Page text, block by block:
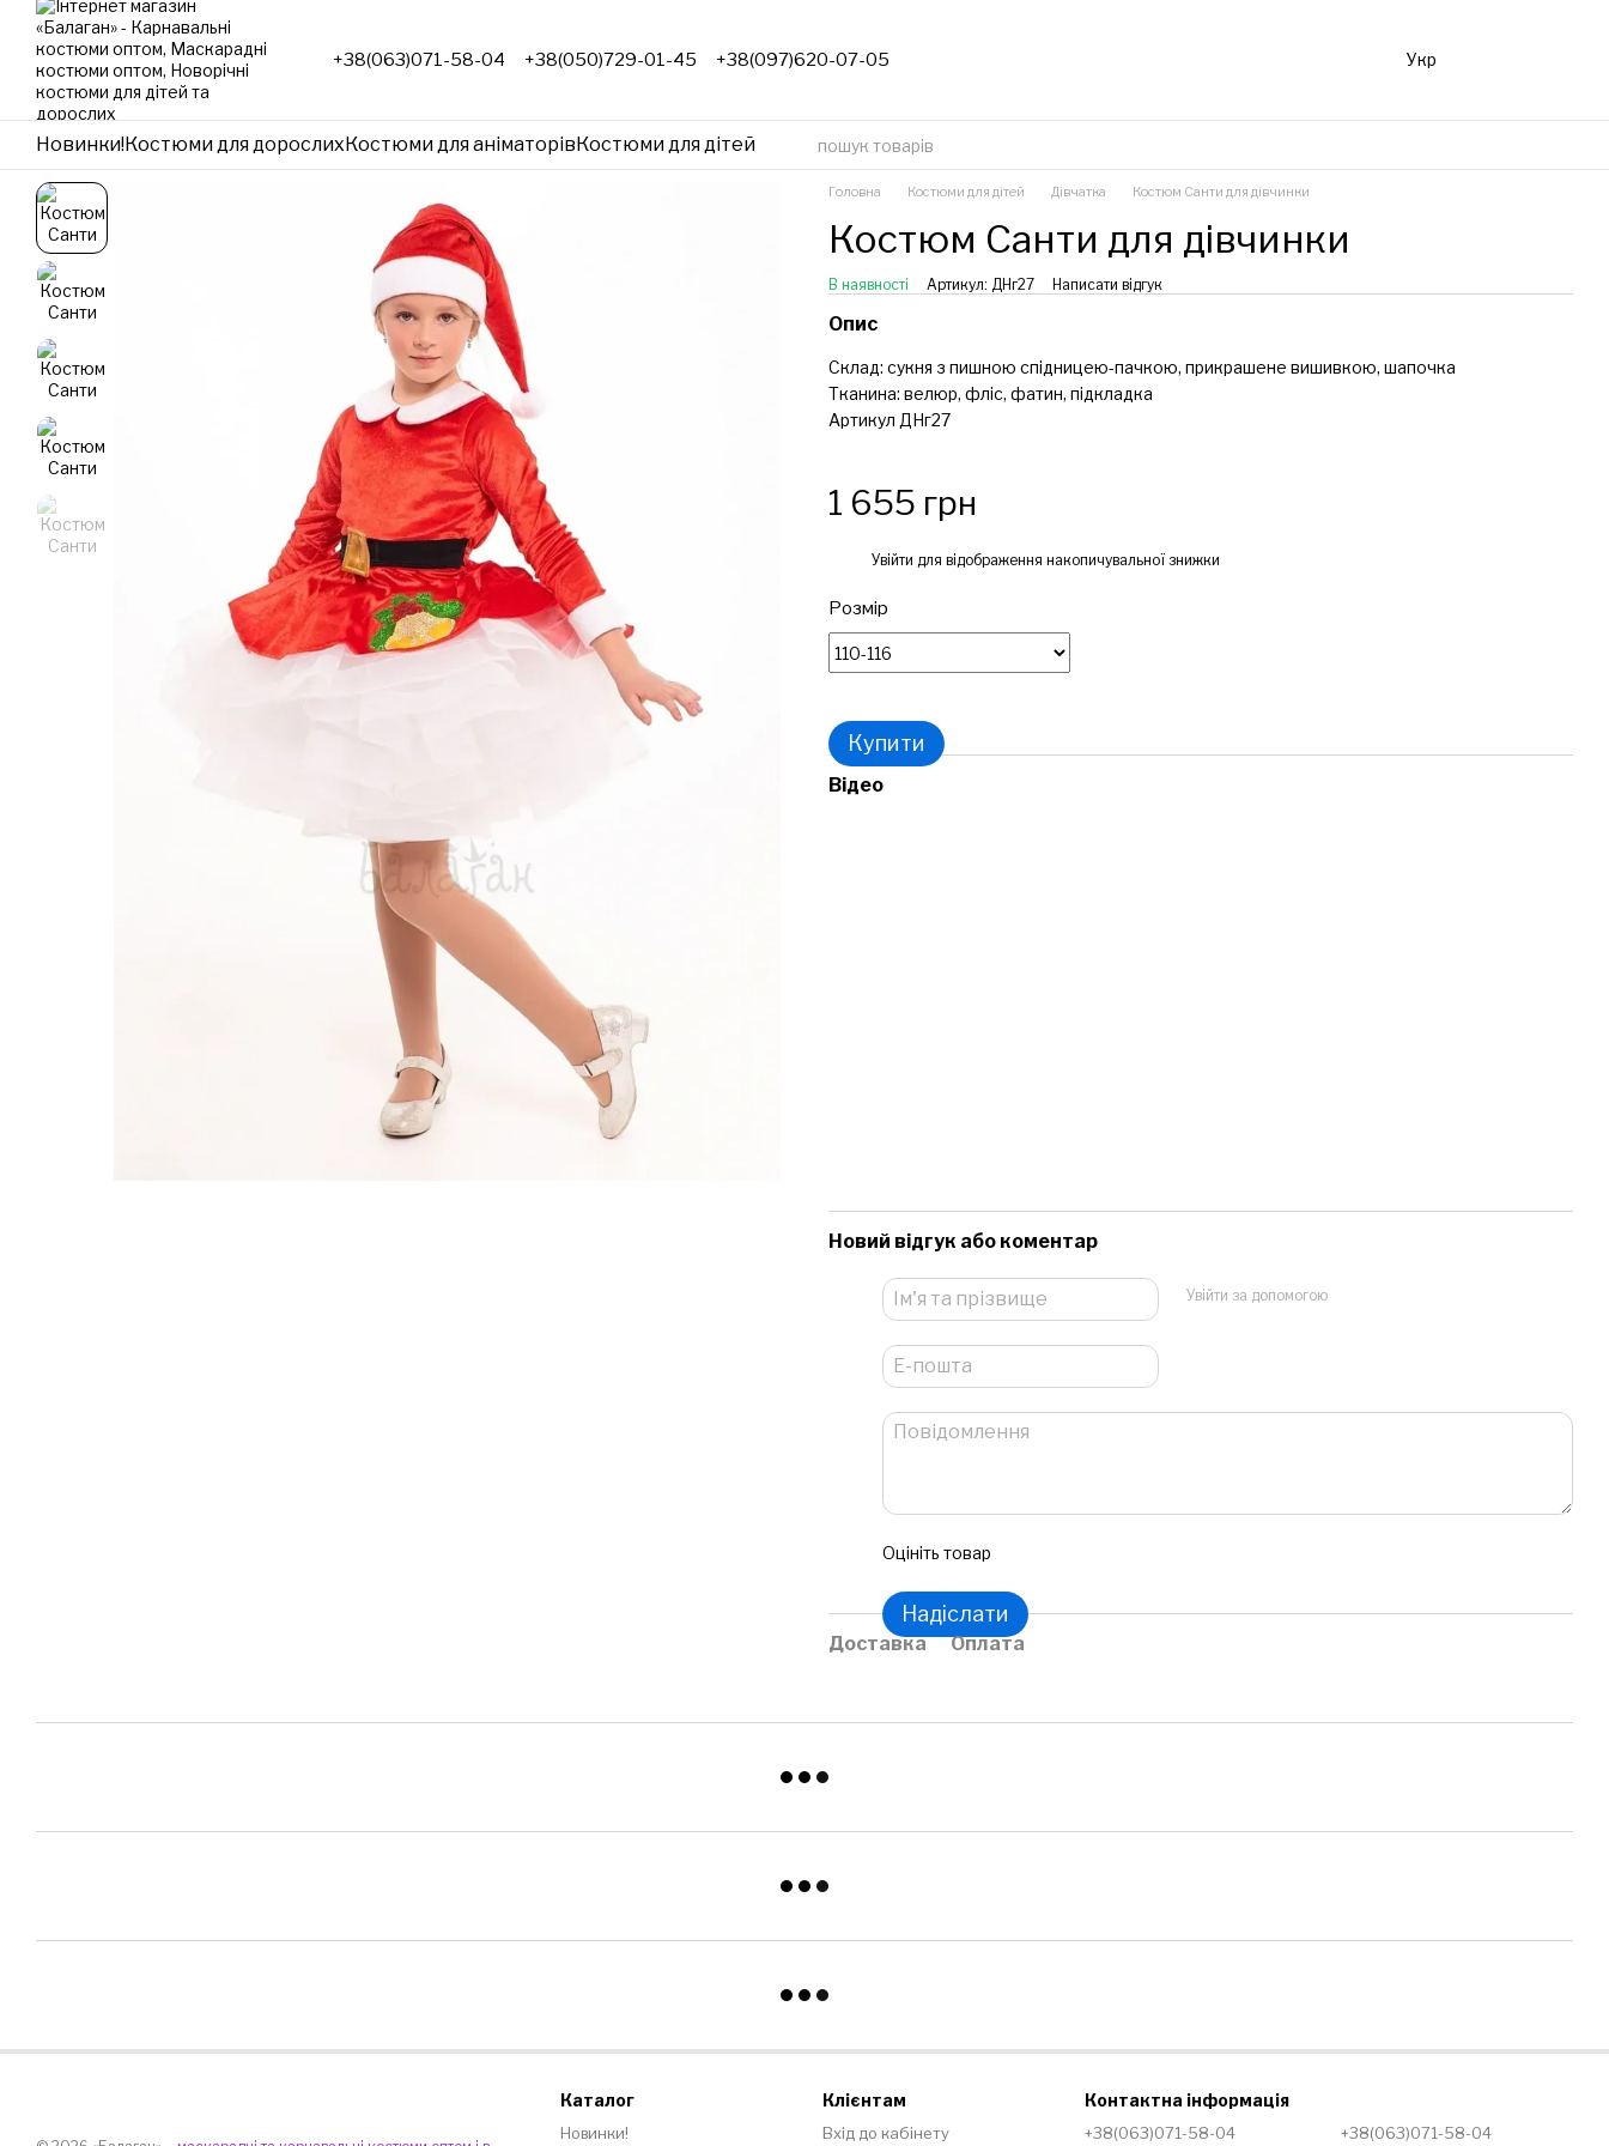
Перейти до основного контенту
+38(063)071-58-04 +38(050)729-01-45 +38(097)620-07-05 Укр
Новинки!Костюми для дорослихКостюми для аніматорівКостюми для дітей
Головна Костюми для дітей Дівчатка Костюм Санти для дівчинки
Костюм Санти для дівчинки
В наявності Артикул: ДНг27 Написати відгук
Опис
Склад: сукня з пишною спідницею-пачкою, прикрашене вишивкою, шапочка
Тканина: велюр, фліс, фатин, підкладка
Артикул ДНг27
1 655 грн
Увійти для відображення накопичувальної знижки
Розмір
Купити
Відео
Новий відгук або коментар
Увійти за допомогою
Оцініть товар
Надіслати
Доставка Оплата
Каталог
Новинки!
Клієнтам
Вхід до кабінету
Контактна інформація
+38(063)071-58-04 +38(063)071-58-04